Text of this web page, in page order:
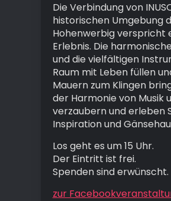
Die Verbindung von
historischen Umgebung
Hohenwerbig verspricht
Erlebnis. Die
und die vielfältigen
Raum mit Leben füllen
Mauern zum Klingen
der Harmonie von Musik
verzaubern und erleben
Inspiration und
Los geht es um 15 Uhr.
Der Eintritt ist frei.
Spenden sind erwünscht.
zur